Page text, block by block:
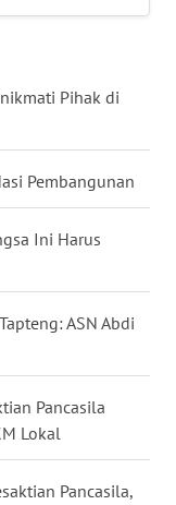
Pihak di
Pembangunan
Ini Harus
ASN Abdi
Pancasila
Lokal
Pancasila,